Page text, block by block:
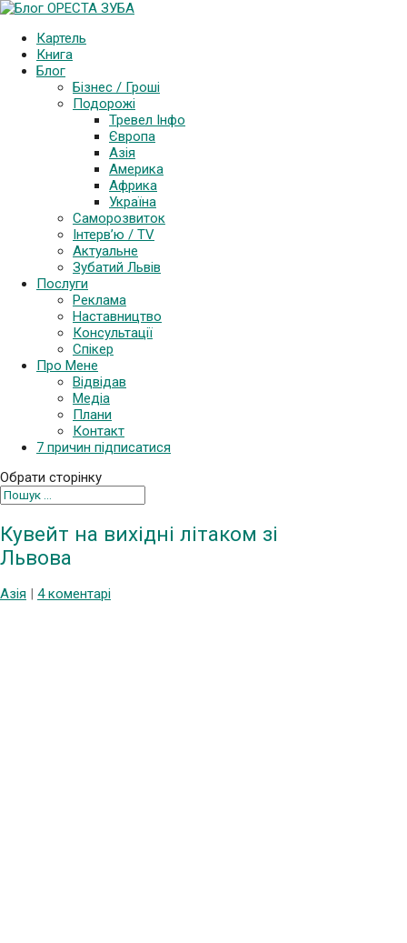
Картель
Книга
Блог
Бізнес / Гроші
Подорожі
Тревел Інфо
Європа
Азія
Америка
Африка
Україна
Саморозвиток
Інтерв’ю / TV
Актуальне
Зубатий Львів
Послуги
Реклама
Наставництво
Консультації
Спікер
Про Мене
Відвідав
Медіа
Плани
Контакт
7 причин підписатися
Обрати сторінку
Кувейт на вихідні літаком зі
Львова
Азія 4 коментарі